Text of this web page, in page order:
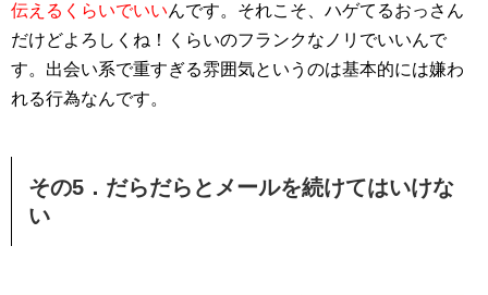
伝えるくらいでいいんです。それこそ、ハゲてるおっさん
だけどよろしくね！くらいのフランクなノリでいいんで
す。出会い系で重すぎる雰囲気というのは基本的には嫌わ
れる行為なんです。
その5．だらだらとメールを続けてはいけな
い